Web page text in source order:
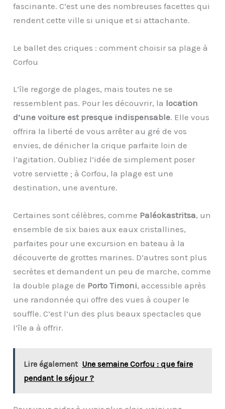
fascinante. C’est une des nombreuses facettes qui
rendent cette ville si unique et si attachante.
Le ballet des criques : comment choisir sa plage à
Corfou
L’île regorge de plages, mais toutes ne se
ressemblent pas. Pour les découvrir, la location
d’une voiture est presque indispensable. Elle vous
offrira la liberté de vous arrêter au gré de vos
envies, de dénicher la crique parfaite loin de
l’agitation. Oubliez l’idée de simplement poser
votre serviette ; à Corfou, la plage est une
destination, une aventure.
Certaines sont célèbres, comme Paléokastritsa, un
ensemble de six baies aux eaux cristallines,
parfaites pour une excursion en bateau à la
découverte de grottes marines. D’autres sont plus
secrètes et demandent un peu de marche, comme
la double plage de Porto Timoni, accessible après
une randonnée qui offre des vues à couper le
souffle. C’est l’un des plus beaux spectacles que
l’île a à offrir.
Lire également Une semaine Corfou : que faire
pendant le séjour ?